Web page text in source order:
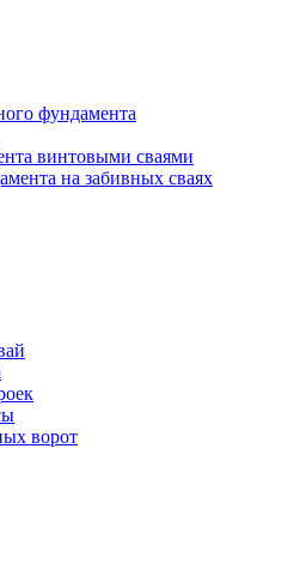
фундамента
винтовыми сваями
на забивных сваях
ворот